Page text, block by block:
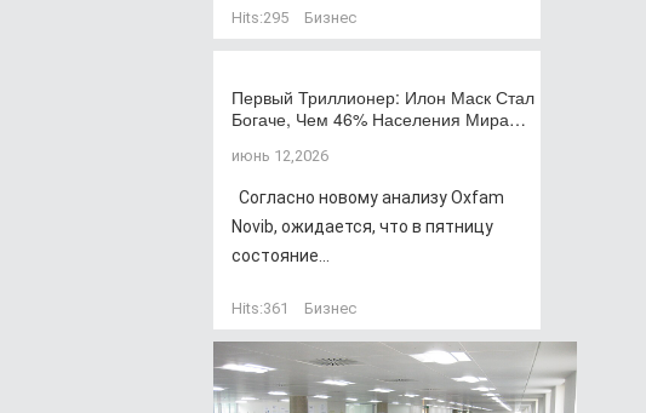
Hits:295 Бизнес
Первый Триллионер: Илон Маск Стал
Богаче, Чем 46% Населения Мира…
июнь 12,2026
Согласно новому анализу Oxfam
Novib, ожидается, что в пятницу
состояние...
Hits:361 Бизнес